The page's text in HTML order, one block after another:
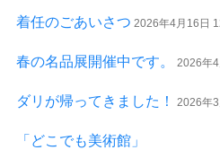
着任のごあいさつ 2026年4月16日
春の名品展開催中です。 2026年
ダリが帰ってきました！ 2026年
「どこでも美術館」